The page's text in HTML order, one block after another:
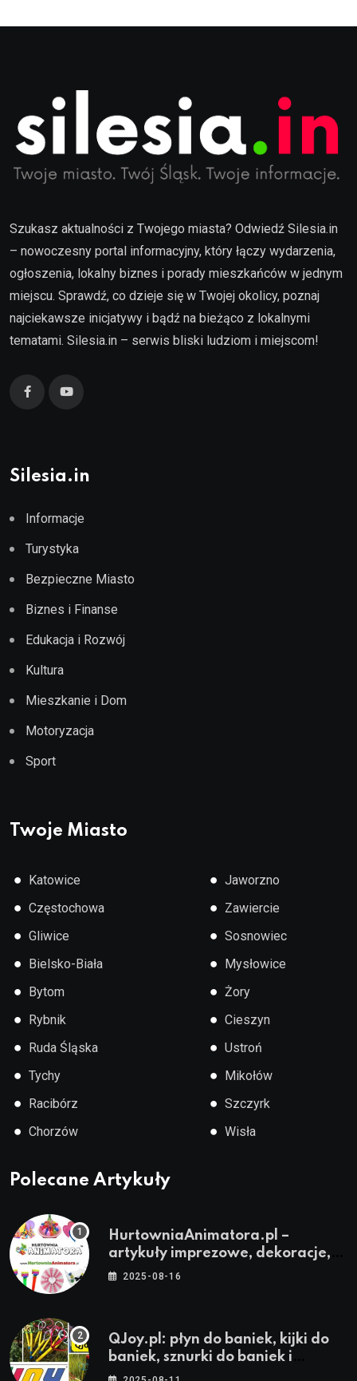
Szukasz aktualności z Twojego miasta? Odwiedź Silesia.in
– nowoczesny portal informacyjny, który łączy wydarzenia,
ogłoszenia, lokalny biznes i porady mieszkańców w jednym
miejscu. Sprawdź, co dzieje się w Twojej okolicy, poznaj
najciekawsze inicjatywy i bądź na bieżąco z lokalnymi
tematami. Silesia.in – serwis bliski ludziom i miejscom!
Silesia.in
Informacje
Turystyka
Bezpieczne Miasto
Biznes i Finanse
Edukacja i Rozwój
Kultura
Mieszkanie i Dom
Motoryzacja
Sport
Twoje Miasto
● Katowice
● Częstochowa
● Gliwice
● Bielsko-Biała
● Bytom
● Rybnik
● Ruda Śląska
● Tychy
● Racibórz
● Chorzów
● Jaworzno
● Zawiercie
● Sosnowiec
● Mysłowice
● Żory
● Cieszyn
● Ustroń
● Mikołów
● Szczyrk
● Wisła
Polecane Artykuły
HurtowniaAnimatora.pl –
artykuły imprezowe, dekoracje,
stroje i akcesoria dla animatorów
2025-08-16
QJoy.pl: płyn do baniek, kijki do
baniek, sznurki do baniek i
zestawy do baniek